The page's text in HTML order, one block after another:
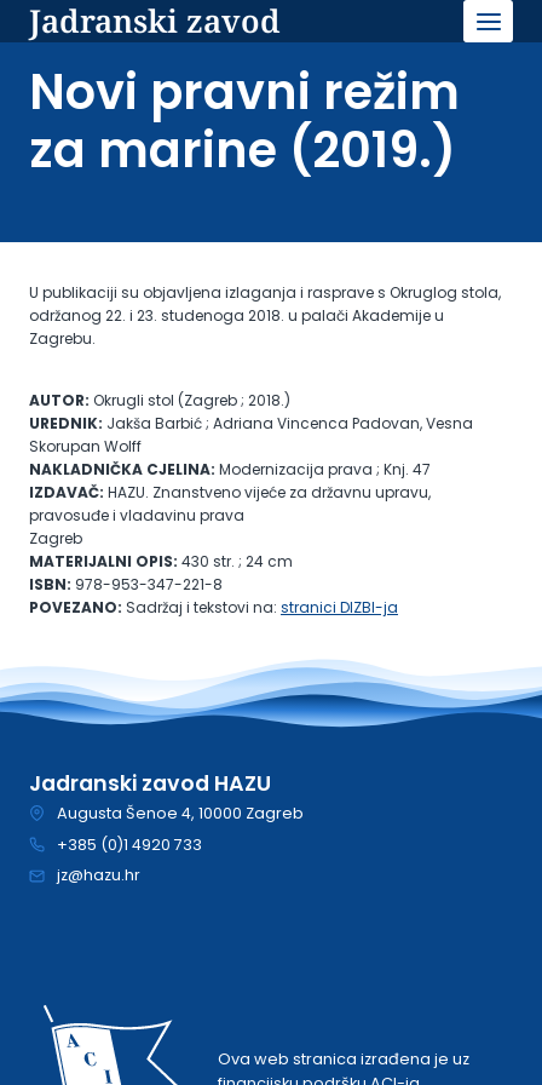
Jadranski zavod
Novi pravni režim
za marine (2019.)
U publikaciji su objavljena izlaganja i rasprave s Okruglog stola,
održanog 22. i 23. studenoga 2018. u palači Akademije u
Zagrebu.
AUTOR: Okrugli stol (Zagreb ; 2018.)
UREDNIK: Jakša Barbić ; Adriana Vincenca Padovan, Vesna
Skorupan Wolff
NAKLADNIČKA CJELINA: Modernizacija prava ; Knj. 47
IZDAVAČ: HAZU. Znanstveno vijeće za državnu upravu,
pravosuđe i vladavinu prava
Zagreb
MATERIJALNI OPIS: 430 str. ; 24 cm
ISBN: 978-953-347-221-8
POVEZANO: Sadržaj i tekstovi na: stranici DIZBI-ja
Jadranski zavod HAZU
Augusta Šenoe 4, 10000 Zagreb
+385 (0)1 4920 733
jz@hazu.hr
Ova web stranica izrađena je uz